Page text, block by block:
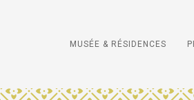
MUSÉE & RÉSIDENCES